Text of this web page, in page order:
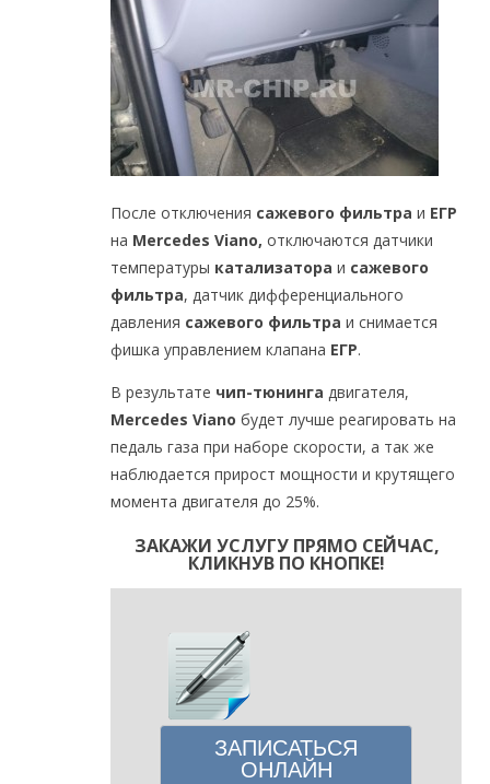
После отключения сажевого фильтра и ЕГР
на Mercedes Viano, отключаются датчики
температуры катализатора и сажевого
фильтра, датчик дифференциального
давления сажевого фильтра и снимается
фишка управлением клапана ЕГР.
В результате чип-тюнинга двигателя,
Mercedes Viano будет лучше реагировать на
педаль газа при наборе скорости, а так же
наблюдается прирост мощности и крутящего
момента двигателя до 25%.
ЗАКАЖИ УСЛУГУ ПРЯМО СЕЙЧАС,
КЛИКНУВ ПО КНОПКЕ!
ЗАПИСАТЬСЯ
ОНЛАЙН